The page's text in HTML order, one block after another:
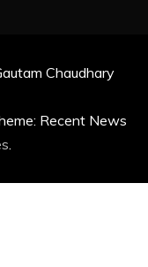
Chaudhary
Recent News
.